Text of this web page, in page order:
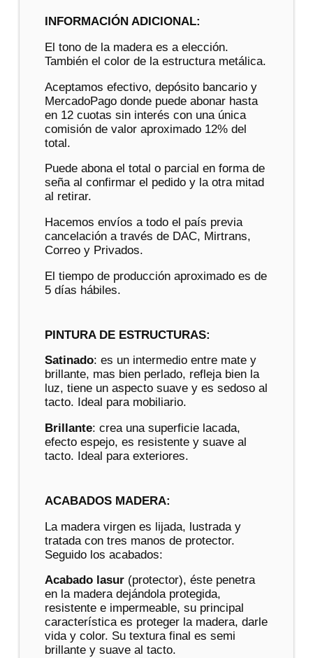
INFORMACIÓN ADICIONAL:
El tono de la madera es a elección.
También el color de la estructura metálica.
Aceptamos efectivo, depósito bancario y
MercadoPago donde puede abonar hasta
en 12 cuotas sin interés con una única
comisión de valor aproximado 12% del
total.
Puede abona el total o parcial en forma de
seña al confirmar el pedido y la otra mitad
al retirar.
Hacemos envíos a todo el país previa
cancelación a través de DAC, Mirtrans,
Correo y Privados.
El tiempo de producción aproximado es de
5 días hábiles.
PINTURA DE ESTRUCTURAS:
Satinado: es un intermedio entre mate y
brillante, mas bien perlado, refleja bien la
luz, tiene un aspecto suave y es sedoso al
tacto. Ideal para mobiliario.
Brillante: crea una superficie lacada,
efecto espejo, es resistente y suave al
tacto. Ideal para exteriores.
ACABADOS MADERA:
La madera virgen es lijada, lustrada y
tratada con tres manos de protector.
Seguido los acabados:
Acabado lasur(protector), éste penetra
en la madera dejándola protegida,
resistente e impermeable, su principal
característica es proteger la madera, darle
vida y color. Su textura final es semi
brillante y suave al tacto.